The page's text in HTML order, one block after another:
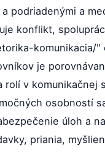
podriadenými a
konflikt,
komunikacia/
je
v komunikačnej
osobností
úloh a
priania,